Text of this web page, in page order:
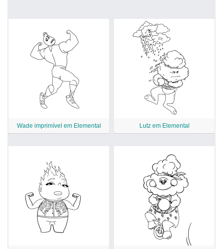
Wade imprimível em Elemental Lutz em Elemental